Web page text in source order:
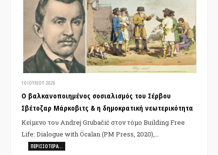
10 ΙΟΥΛΊΟΥ 2026
Ο βαλκανοποιημένος σοσιαλισμός του Σέρβου
Σβέτοζαρ Μάρκοβιτς & η δημοκρατική νεωτερικότητα
Κείμενο του Andrej Grubačić στον τόμο Building Free
Life: Dialogue with Öcalan (PM Press, 2020),…
ΠΕΡΙΣΣΌΤΕΡΑ…